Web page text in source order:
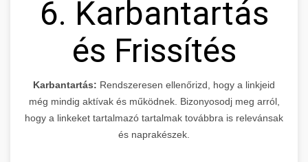
6. Karbantartás
és Frissítés
Karbantartás: Rendszeresen ellenőrizd, hogy a linkjeid
még mindig aktívak és működnek. Bizonyosodj meg arról,
hogy a linkeket tartalmazó tartalmak továbbra is relevánsak
és naprakészek.